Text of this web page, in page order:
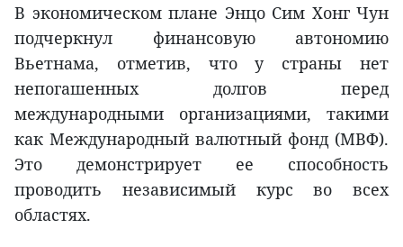
В экономическом плане Энцо Сим Хонг Чун
подчеркнул финансовую автономию
Вьетнама, отметив, что у страны нет
непогашенных долгов перед
международными организациями, такими
как Международный валютный фонд (МВФ).
Это демонстрирует ее способность
проводить независимый курс во всех
областях.